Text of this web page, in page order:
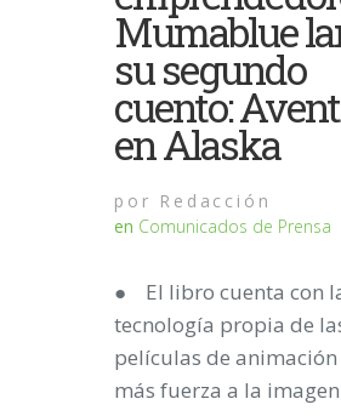
Mumablue
su segundo
cuento:
en Alaska
por Redacción
en Comunicados de Prensa
● El libro cuenta con
tecnología propia de
películas de
más fuerza a la imagen